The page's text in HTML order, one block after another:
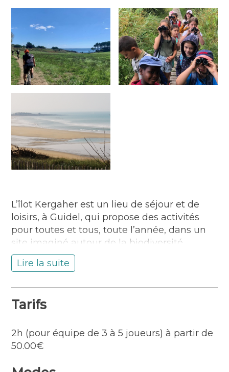
L’îlot Kergaher est un lieu de séjour et de
loisirs, à Guidel, qui propose des activités
pour toutes et tous, toute l’année, dans un
site imaginé autour de la biodiversité.
Colonies de vacances, centre aéré le
mercredi pendant la période scolaire,
locations de salles pour des événements
privés ou professionnels, activités sportives
et bien-être (yoga, karaté…), L’îlot est un
Situé à quelques pas de l’océan, L’îlot
sein de la Réserve Naturelle des Etangs du
Lire la suite
Tarifs
2h (pour équipe de 3 à 5 joueurs) à partir de
50.00€